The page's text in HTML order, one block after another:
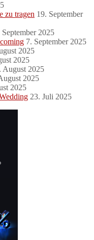
zu tragen 19. September
September 2025
7. September 2025
2025
2025
August 2025
2025
2025
23. Juli 2025